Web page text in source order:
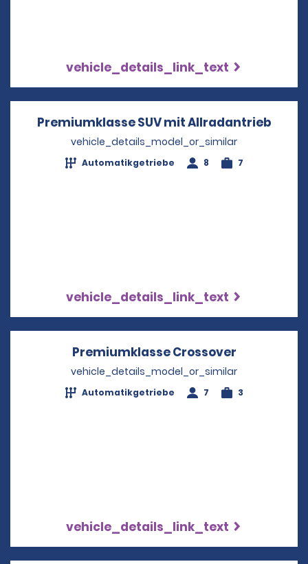
vehicle_details_link_text
Premiumklasse SUV mit Allradantrieb
vehicle_details_model_or_similar
Automatikgetriebe 8 7
vehicle_details_link_text
Premiumklasse Crossover
vehicle_details_model_or_similar
Automatikgetriebe 7 3
vehicle_details_link_text